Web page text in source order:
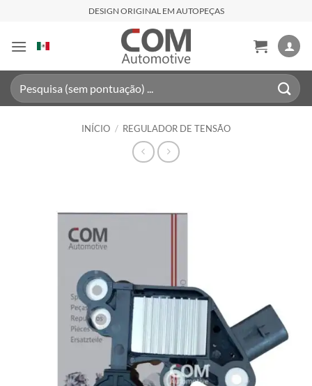
content
DESIGN ORIGINAL EM AUTOPEÇAS
Pesquisar
por:
INÍCIO / REGULADOR DE TENSÃO